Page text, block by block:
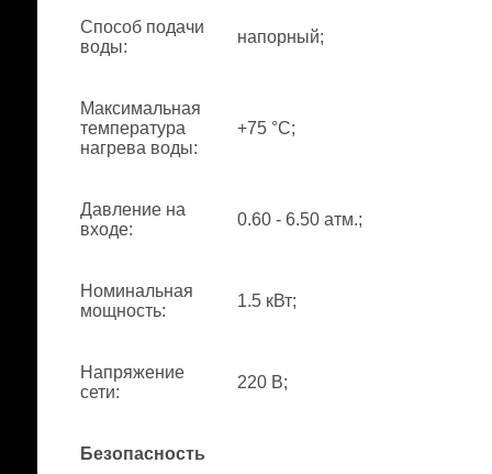
Способ подачи
воды:
напорный;
Максимальная
температура
нагрева воды:
+75 °С;
Давление на
входе:
0.60 - 6.50 атм.;
Номинальная
мощность:
1.5 кВт;
Напряжение
сети:
220 В;
Безопасность